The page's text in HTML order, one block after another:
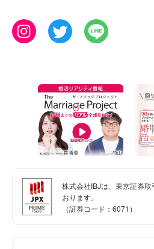
株式会社IBJは、東京証券
おります。
（証券コード：6071）